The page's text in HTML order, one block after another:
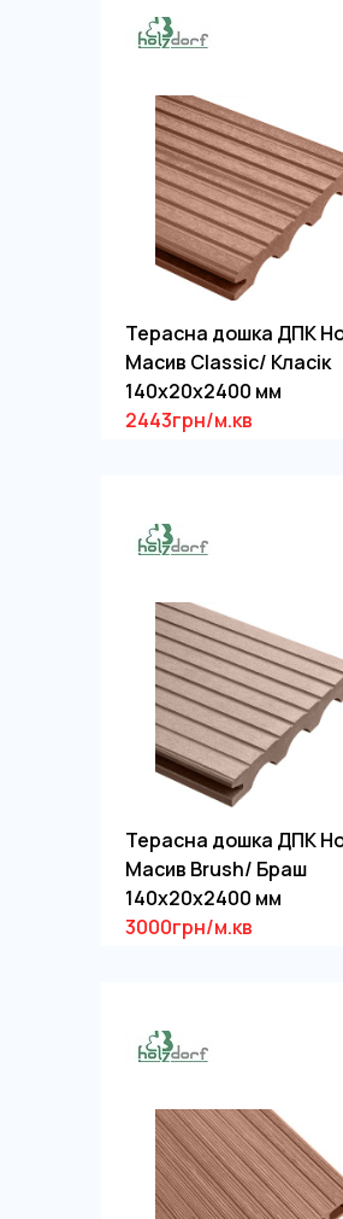
Терасна дошка ДПК
Масив Classic/ Класік
140х20х2400 мм
2443грн/м.кв
Терасна дошка ДПК
Масив Brush/ Браш
140х20х2400 мм
3000грн/м.кв